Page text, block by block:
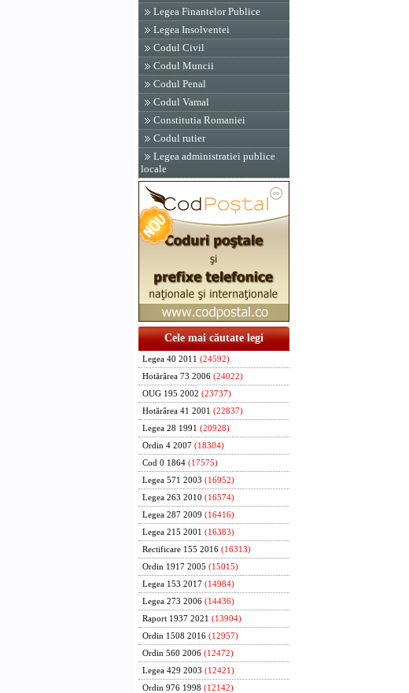
Legea Finantelor Publice
Legea Insolventei
Codul Civil
Codul Muncii
Codul Penal
Codul Vamal
Constitutia Romaniei
Codul rutier
Legea administratiei publice
locale
Cele mai căutate legi
Legea 40 2011 (24592)
Hotărârea 73 2006 (24022)
OUG 195 2002 (23737)
Hotărârea 41 2001 (22837)
Legea 28 1991 (20928)
Ordin 4 2007 (18304)
Cod 0 1864 (17575)
Legea 571 2003 (16952)
Legea 263 2010 (16574)
Legea 287 2009 (16416)
Legea 215 2001 (16383)
Rectificare 155 2016 (16313)
Ordin 1917 2005 (15015)
Legea 153 2017 (14984)
Legea 273 2006 (14436)
Raport 1937 2021 (13904)
Ordin 1508 2016 (12957)
Ordin 560 2006 (12472)
Legea 429 2003 (12421)
Ordin 976 1998 (12142)